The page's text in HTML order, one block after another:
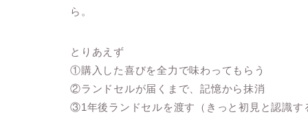
ら。
とりあえず
①購入した喜びを全力で味わってもらう
②ランドセルが届くまで、記憶から抹消
③1年後ランドセルを渡す（きっと初見と認識す